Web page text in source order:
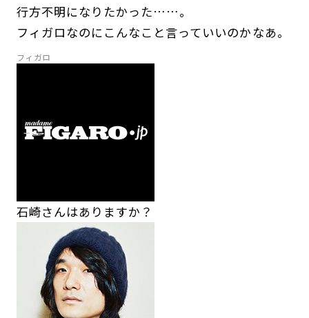
行方不明になりたかった……。
フィガロなのにこんなこと言っていいのかなあ。
フィガロ
石崎さんはありますか？